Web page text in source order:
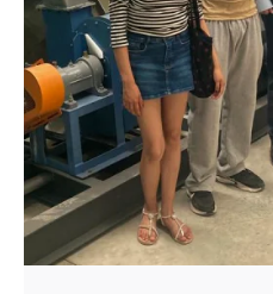
Enviado por
UHE